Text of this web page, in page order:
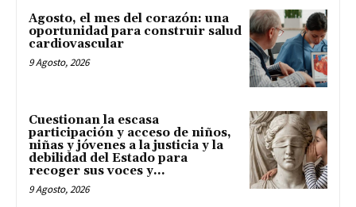
Agosto, el mes del corazón: una
oportunidad para construir salud
cardiovascular
9 Agosto, 2026
Cuestionan la escasa
participación y acceso de niños,
niñas y jóvenes a la justicia y la
debilidad del Estado para
recoger sus voces y...
9 Agosto, 2026